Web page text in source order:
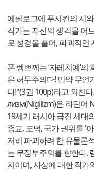
에필로그에 푸시킨의 시
작가는 자신의 생각을 어
로 성경을 풀어, 파괴적인
폰 렘쁘께는 ‘자레치예’
은 허무주의다! 만약 무언
다!"(3권 100p)라고 외친
лизм(Nigilizm)은 라틴어
19세기 러시아 급진 세대
종교, 도덕, 국가 권위를 '
저히 파괴하려 한 유물론
는 무정부주의를 향한다.
지이며, 사상에 대한 작가